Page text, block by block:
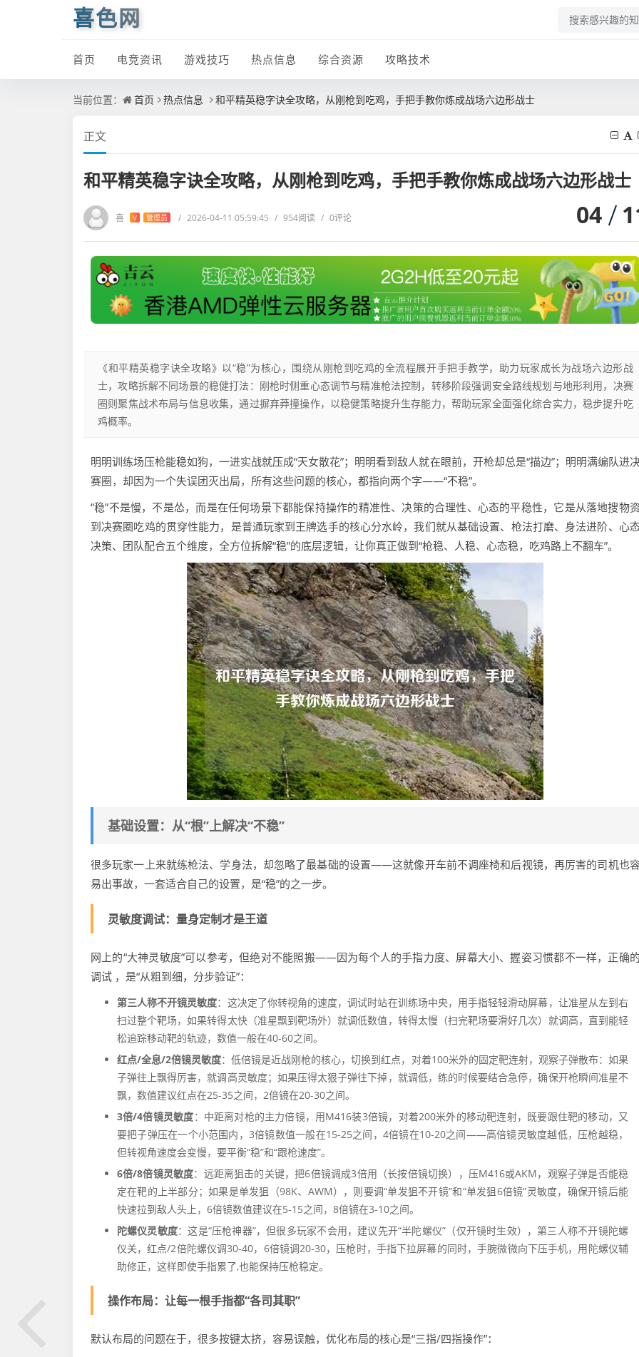
喜色网
首页 电竞资讯 游戏技巧 热点信息 综合资源 攻略技术
当前位置： 首页 热点信息 和平精英稳字诀全攻略，从刚枪到吃鸡，手把手教你炼成战场六边形战士
正文
和平精英稳字诀全攻略，从刚枪到吃鸡，手把手教你炼成战场六边形战士
喜 V 管理员 / 2026-04-11 05:59:45 / 954阅读 / 0评论 04
《和平精英稳字诀全攻略》以“稳”为核心，围绕从刚枪到吃鸡的全流程展开手把手教学，助力玩家成长为战场六边形战
士，攻略拆解不同场景的稳健打法：刚枪时侧重心态调节与精准枪法控制，转移阶段强调安全路线规划与地形利用，决赛
圈则聚焦战术布局与信息收集，通过摒弃莽撞操作，以稳健策略提升生存能力，帮助玩家全面强化综合实力，稳步提升吃
鸡概率。
明明训练场压枪能稳如狗，一进实战就压成“天女散花”；明明看到敌人就在眼前，开枪却总是“描边”；明明满编队进
赛圈，却因为一个失误团灭出局，所有这些问题的核心，都指向两个字——“不稳”。
“稳”不是慢，不是怂，而是在任何场景下都能保持操作的精准性、决策的合理性、心态的平稳性，它是从落地搜物
到决赛圈吃鸡的贯穿性能力，是普通玩家到王牌选手的核心分水岭，我们就从基础设置、枪法打磨、身法进阶、心
决策、团队配合五个维度，全方位拆解“稳”的底层逻辑，让你真正做到“枪稳、人稳、心态稳，吃鸡路上不翻车”。
基础设置：从“根”上解决“不稳”
很多玩家一上来就练枪法、学身法，却忽略了最基础的设置——这就像开车前不调座椅和后视镜，再厉害的司机也
易出事故，一套适合自己的设置，是“稳”的之一步。
灵敏度调试：量身定制才是王道
网上的“大神灵敏度”可以参考，但绝对不能照搬——因为每个人的手指力度、屏幕大小、握姿习惯都不一样，正确
调试 ，是“从粗到细，分步验证”：
第三人称不开镜灵敏度：这决定了你转视角的速度，调试时站在训练场中央，用手指轻轻滑动屏幕，让准星从左到右
扫过整个靶场，如果转得太快（准星飘到靶场外）就调低数值，转得太慢（扫完靶场要滑好几次）就调高，直到能轻
松追踪移动靶的轨迹，数值一般在40-60之间。
红点/全息/2倍镜灵敏度：低倍镜是近战刚枪的核心，切换到红点，对着100米外的固定靶连射，观察子弹散布：如果
子弹往上飘得厉害，就调高灵敏度；如果压得太狠子弹往下掉，就调低，练的时候要结合急停，确保开枪瞬间准星不
飘，数值建议红点在25-35之间，2倍镜在20-30之间。
3倍/4倍镜灵敏度：中距离对枪的主力倍镜，用M416装3倍镜，对着200米外的移动靶连射，既要跟住靶的移动，又
要把子弹压在一个小范围内，3倍镜数值一般在15-25之间，4倍镜在10-20之间——高倍镜灵敏度越低，压枪越稳，
但转视角速度会变慢，要平衡“稳”和“跟枪速度”。
6倍/8倍镜灵敏度：远距离狙击的关键，把6倍镜调成3倍用（长按倍镜切换），压M416或AKM，观察子弹是否能稳
定在靶的上半部分；如果是单发狙（98K、AWM），则要调“单发狙不开镜”和“单发狙6倍镜”灵敏度，确保开镜后能
快速拉到敌人头上，6倍镜数值建议在5-15之间，8倍镜在3-10之间。
陀螺仪灵敏度：这是“压枪神器”，但很多玩家不会用，建议先开“半陀螺仪”（仅开镜时生效），第三人称不开镜陀螺
仪关，红点/2倍陀螺仪调30-40，6倍镜调20-30，压枪时，手指下拉屏幕的同时，手腕微微向下压手机，用陀螺仪辅
助修正，这样即使手指累了,也能保持压枪稳定。
操作布局：让每一根手指都“各司其职”
默认布局的问题在于，很多按键太挤，容易误触，优化布局的核心是“三指/四指操作”：